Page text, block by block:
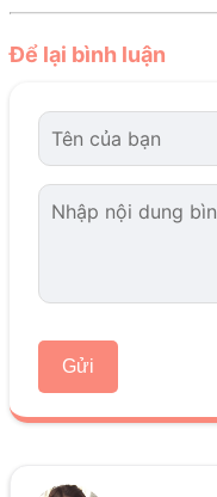
Để lại bình luận
Gửi